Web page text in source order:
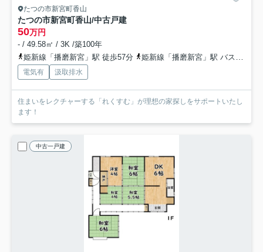
たつの市新宮町香山
たつの市新宮町香山/中古戸建
50万円
- / 49.58㎡ / 3K /築100年
姫新線「播磨新宮」駅 徒歩57分
姫新線「播磨新宮」駅 バス10分 神姫バス「香山」 停歩4分
電気有 汲取排水
住まいをレクチャーする「れくすむ」が理想の家探しをサポートいたし
ます！
中古一戸建